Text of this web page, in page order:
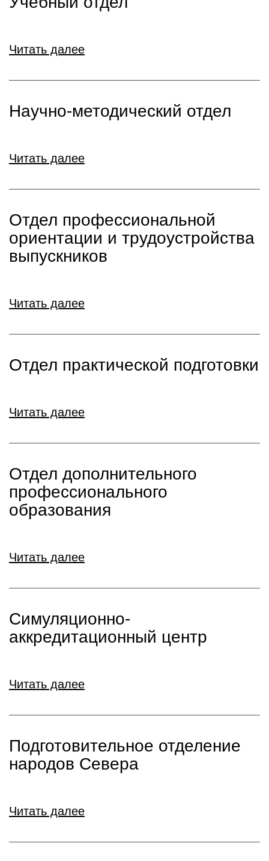
Читать далее
Научно-методический отдел
Читать далее
Отдел профессиональной
ориентации и трудоустройства
выпускников
Читать далее
Отдел практической подготовки
Читать далее
Отдел дополнительного
профессионального
образования
Читать далее
Симуляционно-
аккредитационный центр
Читать далее
Подготовительное отделение
народов Севера
Читать далее